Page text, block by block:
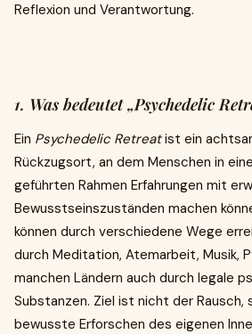
Reflexion und Verantwortung.
1. Was bedeutet „Psychedelic
Ein Psychedelic Retreatist ein
Rückzugsort, an dem Menschen in
geführten Rahmen Erfahrungen mit
Bewusstseinszuständen machen
können durch verschiedene Wege
durch Meditation, Atemarbeit, Musik,
manchen Ländern auch durch legale
Substanzen. Ziel ist nicht der Rausch,
bewusste Erforschen des eigenen